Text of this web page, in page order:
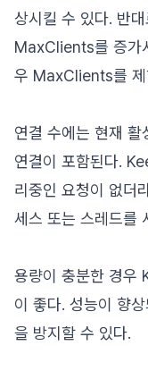
상시킬 수 있다. 반
MaxClients를 증가
우 MaxClients를 제
연결 수에는 현재
연결이 포함된다.
리중인 요청이 없더
세스 또는 스레드를
용량이 충분한 경우
이 좋다. 성능이 향
을 방지할 수 있다.